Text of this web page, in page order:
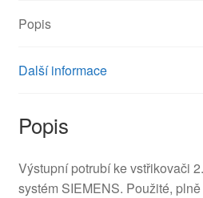
Popis
Další informace
Popis
Výstupní potrubí ke vstřikovači
systém SIEMENS. Použité,